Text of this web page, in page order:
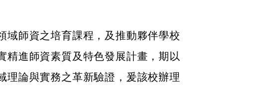
域師資之培育課程，及推動夥伴學校
精進師資素質及特色發展計畫，期以
理論與實務之革新驗證，爰該校辦理